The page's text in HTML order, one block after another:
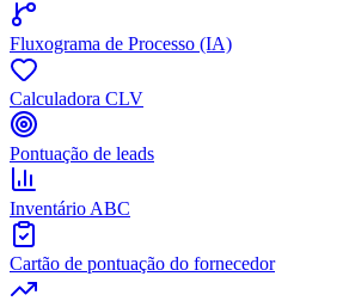
Fluxograma de Processo (IA)
Calculadora CLV
Pontuação de leads
Inventário ABC
Cartão de pontuação do fornecedor